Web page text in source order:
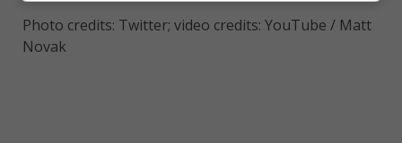
Photo credits: Twitter; video credits: YouTube / Matt
Novak